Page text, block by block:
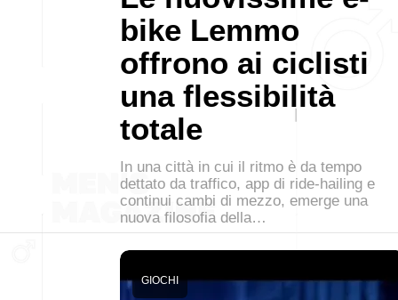
bike Lemmo
offrono ai ciclisti
una flessibilità
totale
In una città in cui il ritmo è da tempo
dettato da traffico, app di ride-hailing e
continui cambi di mezzo, emerge una
nuova filosofia della…
GIOCHI